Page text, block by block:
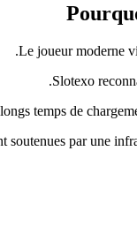
Le joueur moderne
Slotexo
temps de
soutenues par une